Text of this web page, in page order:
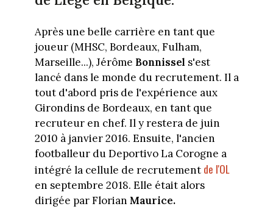
Après une belle carrière en tant que
joueur (MHSC, Bordeaux, Fulham,
Marseille...), Jérôme Bonnissel s'est
lancé dans le monde du recrutement. Il a
tout d'abord pris de l'expérience aux
Girondins de Bordeaux, en tant que
recruteur en chef. Il y restera de juin
2010 à janvier 2016. Ensuite, l'ancien
footballeur du Deportivo La Corogne a
intégré la cellule de recrutement de l'OL
en septembre 2018. Elle était alors
dirigée par Florian Maurice.